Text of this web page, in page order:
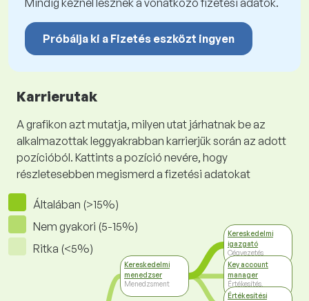
Mindig kéznél lesznek a vonatkozó fizetési adatok.
Próbálja ki a Fizetés eszközt ingyen
Karrierutak
A grafikon azt mutatja, milyen utat járhatnak be az
alkalmazottak leggyakrabban karrierjük során az adott
pozícióból. Kattints a pozíció nevére, hogy
részletesebben megismerd a fizetési adatokat
Általában (>15%)
Nem gyakori (5-15%)
Ritka (<5%)
Kereskedelmi
menedzser
Menedzsment
Kereskedelmi
igazgató
Cégvezetés
Key account
manager
Értékesítés,
kereskedelem
Értékesítési